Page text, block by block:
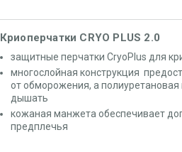
Криоперчатки CRYO PLUS 2.0
защитные перчатки CryoPlus для
многослойная конструкция
от обморожения, а
дышать
кожаная манжета обеспечивает
предплечья